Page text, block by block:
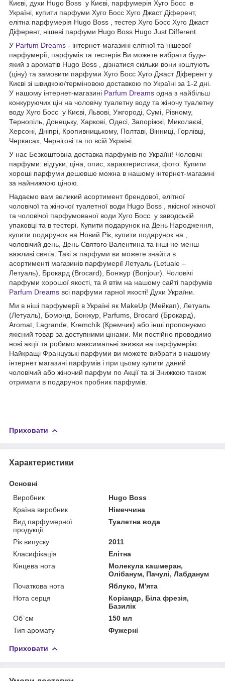
Києві, духи Hugo Boss у Києві, парфумерія Хуго Босс в
Україні, купити парфуми Хуго Босс Хуго Джаст Діферент,
елітна парфумерія Hugo Boss , тестер Хуго Босс Хуго Джаст
Діферент, нішеві парфуми Hugo Boss Hugo Just Different.
У Parfum Dreams - інтернет-магазині елітної та нішевої
парфумерії, парфумів та тестерів Ви можете вибрати будь-
який з ароматів Hugo Boss , дізнатися скільки вони коштують
(ціну) та замовити парфуми Хуго Босс Хуго Джаст Діферент у
Києві зі швидкою/терміновою доставкою по Україні за 1-2 дні.
У нашому інтернет-магазині Parfum Dreams одна з найбільш
конкуруючих цін на чоловічу туалетну воду та жіночу туалетну
воду Хуго Босс у Києві, Львові, Ужгороді, Сумі, Рівному,
Тернопіль, Донецьку, Харкові, Одесі, Запоріжжі, Миколаєві,
Херсоні, Дніпрі, Кропивницькому, Полтаві, Вінниці, Горлівці,
Черкасах, Чернігові та по всій Україні.
У нас Безкоштовна доставка парфумів по Україні! Чоловічі
парфуми: відгуки, ціна, опис, характеристики, фото. Купити
хороші парфуми дешевше можна в нашому інтернет-магазині
за найнижчою ціною.
Надаємо вам великий асортимент брендової, елітної
чоловічої та жіночої туалетної води Hugo Boss , якісної жіночої
та чоловічої парфумованої води Хуго Босс у заводській
упаковці та в тестері. Купити подарунок на День Народження,
купити подарунок на Новий Рік, купити подарунок на ,
чоловічий день, День Святого Валентина та інші не менш
важливі свята. Такі ж парфуми ви можете знайти в
асортименті магазинів парфумерії Летуаль (Letuale –
Летуаль), Брокард (Brocard), Бонжур (Bonjour). Чоловічі
парфуми хорошої якості, та й втім на нашому сайті парфумів
Parfum Dreams всі парфуми гарної якості! Духи України.
Ми в ніші парфумерії в Україні як MakeUp (Мейкап), Летуаль
(Летуаль), Бомонд, Бонжур, Parfums, Brocard (Брокард),
Aromat, Lagrande, Kremchik (Кремчик) або інші пропонуємо
якісний товар за доступними цінами. Ми постійно проводимо
нові акції та робимо максимальні знижки на парфумерію.
Найкращі Французькі парфуми ви можете вибрати в нашому
інтернет магазині парфумів і при цьому купити даний
чоловічий або жіночий парфум по Акції та зі Знижкою також
отримати в подарунок пробник парфумів.
Приховати
Характеристики
Основні
Виробник
Hugo Boss
Країна виробник
Німеччина
Вид парфумерної
продукції
Туалетна вода
Рік випуску
2011
Класифікація
Елітна
Кінцева нота
Молекула кашмеран,
Олібанум, Пачулі, Лабданум
Початкова нота
Яблуко, М'ята
Нота серця
Коріандр, Біла фрезія,
Базилік
Об`єм
150 мл
Тип аромату
Фужерні
Приховати